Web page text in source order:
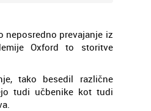
neposredno prevajanje iz
Oxford to storitve
tako besedil različne
tudi učbenike kot tudi